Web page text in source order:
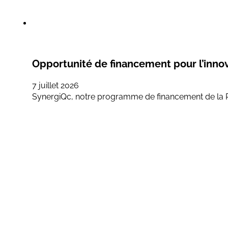
Opportunité de financement pour
7 juillet 2026
SynergiQc, notre programme de financement de la